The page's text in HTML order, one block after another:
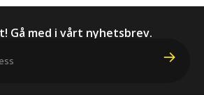
Gå med i vårt nyhetsbrev.